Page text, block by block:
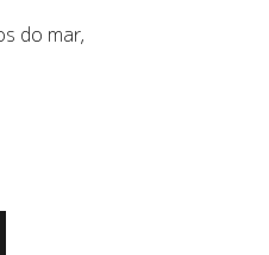
do mar,